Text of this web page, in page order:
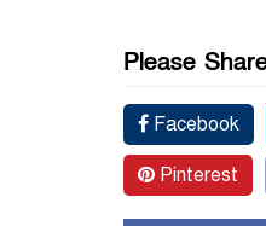
Please
Facebook
Pinterest